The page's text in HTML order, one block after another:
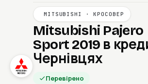
MITSUBISHI · КРОСОВЕР
Mitsubishi Pajero
Sport 2019 в
Чернівцях
Перевірено